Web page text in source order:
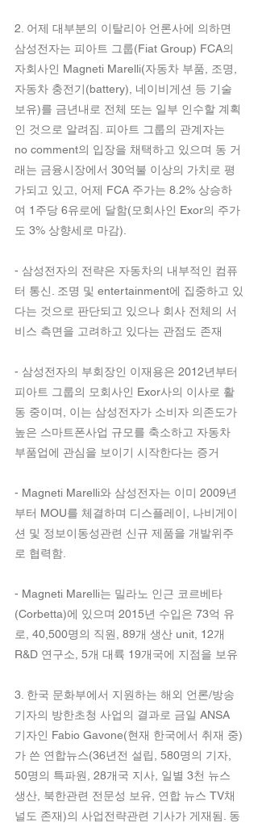
2. 어제 대부분의 이탈리아 언론사에 의하면
삼성전자는 피아트 그룹(Fiat Group) FCA의
자회사인 Magneti Marelli(자동차 부품, 조명,
자동차 충전기(battery), 네이비게션 등 기술
보유)를 금년내로 전체 또는 일부 인수할 계획
인 것으로 알려짐. 피아트 그룹의 관계자는
no comment의 입장을 채택하고 있으며 동 거
래는 금융시장에서 30억불 이상의 가치로 평
가되고 있고, 어제 FCA 주가는 8.2% 상승하
여 1주당 6유로에 달함(모회사인 Exor의 주가
도 3% 상향세로 마감).
- 삼성전자의 전략은 자동차의 내부적인 컴퓨
터 통신. 조명 및 entertainment에 집중하고 있
다는 것으로 판단되고 있으나 회사 전체의 서
비스 측면을 고려하고 있다는 관점도 존재
- 삼성전자의 부회장인 이재용은 2012년부터
피아트 그룹의 모회사인 Exor사의 이사로 활
동 중이며, 이는 삼성전자가 소비자 의존도가
높은 스마트폰사업 규모를 축소하고 자동차
부품업에 관심을 보이기 시작한다는 증거
- Magneti Marelli와 삼성전자는 이미 2009년
부터 MOU를 체결하며 디스플레이, 나비게이
션 및 정보이동성관련 신규 제품을 개발위주
로 협력함.
- Magneti Marelli는 밀라노 인근 코르베타
(Corbetta)에 있으며 2015년 수입은 73억 유
로, 40,500명의 직원, 89개 생산 unit, 12개
R&D 연구소, 5개 대륙 19개국에 지점을 보유
3. 한국 문화부에서 지원하는 해외 언론/방송
기자의 방한초청 사업의 결과로 금일 ANSA
기자인 Fabio Gavone(현재 한국에서 취재 중)
가 쓴 연합뉴스(36년전 설립, 580명의 기자,
50명의 특파원, 28개국 지사, 일별 3천 뉴스
생산, 북한관련 전문성 보유, 연합 뉴스 TV채
널도 존재)의 사업전략관련 기사가 게재됨. 동